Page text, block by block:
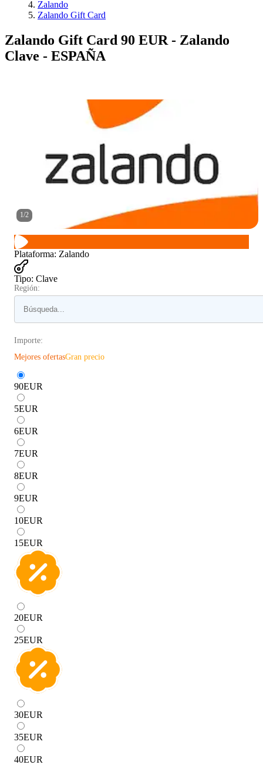
Zalando
Zalando Gift Card
Zalando Gift Card 90 EUR - Zalando
Clave - ESPAÑA
1/2
Plataforma: Zalando
Tipo: Clave
Región:
Importe:
Mejores ofertasGran precio
90EUR
5EUR
6EUR
7EUR
8EUR
9EUR
10EUR
15EUR
20EUR
25EUR
30EUR
35EUR
40EUR